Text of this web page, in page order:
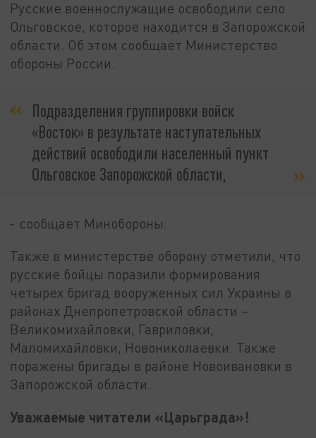
Русские военнослужащие освободили село
Ольговское, которое находится в Запорожской
области. Об этом сообщает Министерство
обороны России.
Подразделения группировки войск
«Восток» в результате наступательных
действий освободили населенный пункт
Ольговское Запорожской области,
- сообщает Минобороны.
Также в министерстве оборону отметили, что
русские бойцы поразили формирования
четырех бригад вооруженных сил Украины в
районах Днепропетровской области –
Великомихайловки, Гавриловки,
Маломихайловки, Новониколаевки. Также
поражены бригады в районе Новоивановки в
Запорожской области.
Уважаемые читатели «Царьграда»!